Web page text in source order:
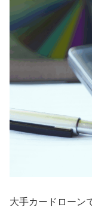
大手カードローン